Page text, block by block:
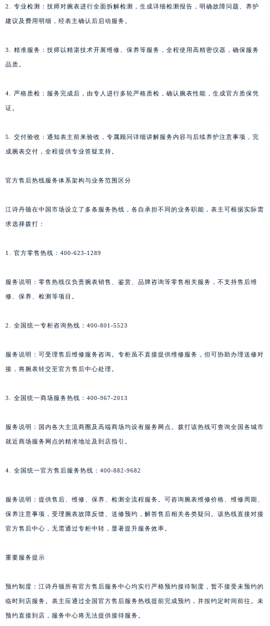
2. 专业检测：技师对腕表进行全面拆解检测，生成详细检测报告，明确故障问题、养护
建议及费用明细，经表主确认后启动服务。
3. 精准服务：技师以精湛技术开展维修、保养等服务，全程使用高精密仪器，确保服务
品质。
4. 严格质检：服务完成后，由专人进行多轮严格质检，确认腕表性能，生成官方质保凭
证。
5. 交付验收：通知表主前来验收，专属顾问详细讲解服务内容与后续养护注意事项，完
成腕表交付，全程提供专业答疑支持。
官方售后热线服务体系架构与业务范围区分
江诗丹顿在中国市场设立了多条服务热线，各自承担不同的业务职能，表主可根据实际需
求选择拨打：
1. 官方零售热线：400-623-1289
服务说明：零售热线仅负责腕表销售、鉴赏、品牌咨询等零售相关服务，不支持售后维
修、保养、检测等项目。
2. 全国统一专柜咨询热线：400-801-5523
服务说明：可受理售后维修服务咨询。专柜虽不直接提供维修服务，但可协助办理送修对
接，将腕表转交至官方售后中心处理。
3. 全国统一商场服务热线：400-967-2013
服务说明：国内各大主流商圈及高端商场均设有服务网点。拨打该热线可查询全国各城市
就近商场服务网点的精准地址及到店指引。
4. 全国统一官方售后服务热线：400-882-9682
服务说明：提供售后、维修、保养、检测全流程服务。可咨询腕表维修价格、维修周期、
保养注意事项，受理腕表故障反馈、送修预约，解答售后相关各类疑问。该热线直接对接
官方售后中心，无需通过专柜中转，显著提升服务效率。
重要服务提示
预约制度：江诗丹顿所有官方售后服务中心均实行严格预约接待制度，暂不接受未预约的
临时到店服务。表主应通过全国官方售后服务热线提前完成预约，并按约定时间前往。未
预约直接到店，服务中心将无法提供接待服务。